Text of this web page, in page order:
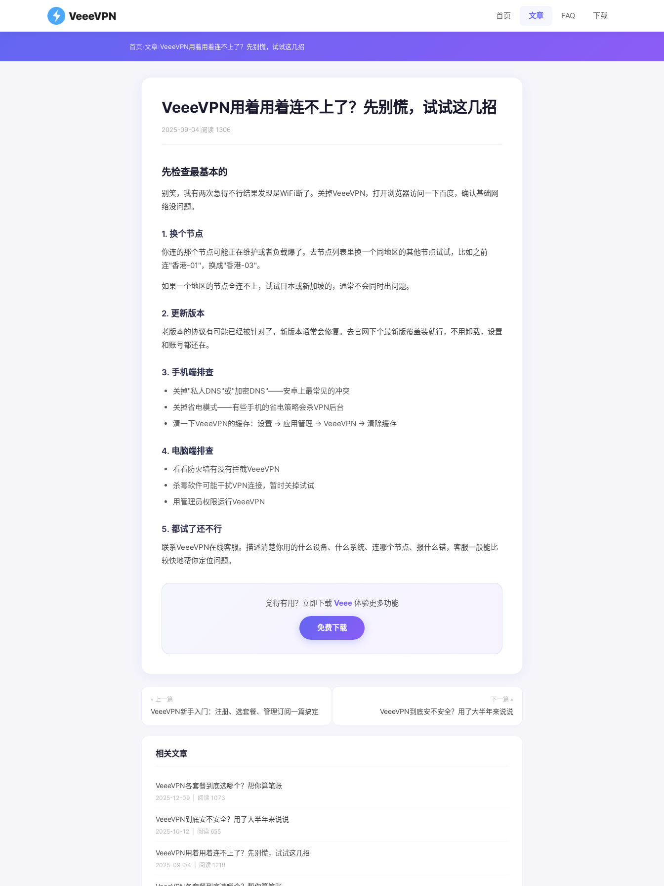
首页 文章 FAQ 下载
首页›文章›VeeeVPN用着用着连不上了？先别慌，试试这几招
VeeeVPN用着用着连不上了？先别慌，试试这几招
2025-09-04 阅读 1306
先检查最基本的
别笑，我有两次急得不行结果发现是WiFi断了。关掉VeeeVPN，打开浏览器访问一下百度，确认基础网
络没问题。
1. 换个节点
你连的那个节点可能正在维护或者负载爆了。去节点列表里换一个同地区的其他节点试试，比如之前
连"香港-01"，换成"香港-03"。
如果一个地区的节点全连不上，试试日本或新加坡的，通常不会同时出问题。
2. 更新版本
老版本的协议有可能已经被针对了，新版本通常会修复。去官网下个最新版覆盖装就行，不用卸载，设置
和账号都还在。
3. 手机端排查
关掉"私人DNS"或"加密DNS"——安卓上最常见的冲突
关掉省电模式——有些手机的省电策略会杀VPN后台
清一下VeeeVPN的缓存：设置 → 应用管理 → VeeeVPN → 清除缓存
4. 电脑端排查
看看防火墙有没有拦截VeeeVPN
杀毒软件可能干扰VPN连接，暂时关掉试试
用管理员权限运行VeeeVPN
5. 都试了还不行
联系VeeeVPN在线客服。描述清楚你用的什么设备、什么系统、连哪个节点、报什么错，客服一般能比
较快地帮你定位问题。
觉得有用？立即下载 Veee 体验更多功能
免费下载
« 上一篇
VeeeVPN新手入门：注册、选套餐、管理订阅一篇搞定
下一篇 »
VeeeVPN到底安不安全？用了大半年来说说
相关文章
VeeeVPN各套餐到底选哪个？帮你算笔账
2025-12-09 | 阅读 1073
VeeeVPN到底安不安全？用了大半年来说说
2025-10-12 | 阅读 655
VeeeVPN用着用着连不上了？先别慌，试试这几招
2025-09-04 | 阅读 1218